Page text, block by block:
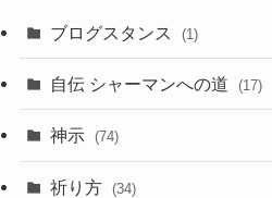
カ
ブ
ブログスタンス (1)
自伝 シャーマンへの道 (17)
神示 (74)
祈り方 (34)